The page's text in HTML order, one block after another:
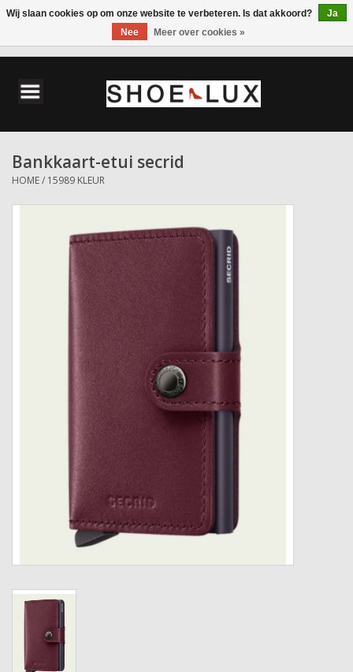
Herenschoenen
Accessoires
Wandelschoenen
Bankkaart-etui secrid
HOME/ 15989 KLEUR
Wij slaan cookies op om onze website te verbeteren. Is dat akkoord?
Ja
Nee
Meer over cookies »